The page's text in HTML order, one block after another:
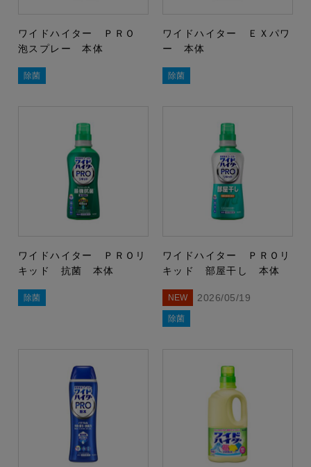
ワイドハイター ＰＲＯ
泡スプレー 本体
除菌
ワイドハイター ＥＸパワ
ー 本体
除菌
ワイドハイター ＰＲＯリ
キッド 抗菌 本体
除菌
ワイドハイター ＰＲＯリ
キッド 部屋干し 本体
NEW 2026/05/19
除菌